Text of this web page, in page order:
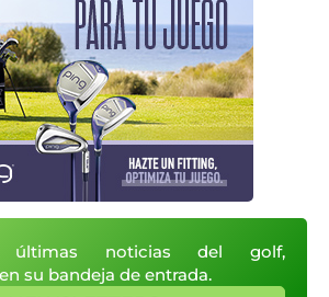
últimas noticias del golf,
su bandeja de entrada.